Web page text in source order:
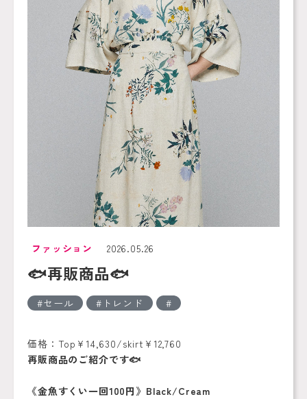
ファッション 2026.05.26
🐟再販商品🐟
セール トレンド
価格：Top¥14,630/skirt¥12,760
再販商品のご紹介です🐟
《金魚すくい一回100円》Black/Cream